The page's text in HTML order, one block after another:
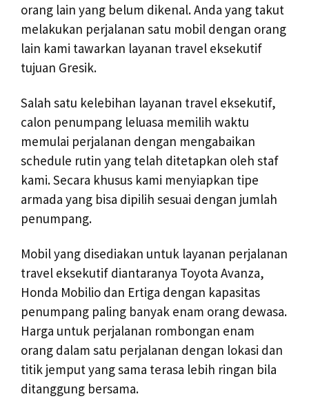
orang lain yang belum dikenal. Anda yang takut
melakukan perjalanan satu mobil dengan orang
lain kami tawarkan layanan travel eksekutif
tujuan Gresik.
Salah satu kelebihan layanan travel eksekutif,
calon penumpang leluasa memilih waktu
memulai perjalanan dengan mengabaikan
schedule rutin yang telah ditetapkan oleh staf
kami. Secara khusus kami menyiapkan tipe
armada yang bisa dipilih sesuai dengan jumlah
penumpang.
Mobil yang disediakan untuk layanan perjalanan
travel eksekutif diantaranya Toyota Avanza,
Honda Mobilio dan Ertiga dengan kapasitas
penumpang paling banyak enam orang dewasa.
Harga untuk perjalanan rombongan enam
orang dalam satu perjalanan dengan lokasi dan
titik jemput yang sama terasa lebih ringan bila
ditanggung bersama.